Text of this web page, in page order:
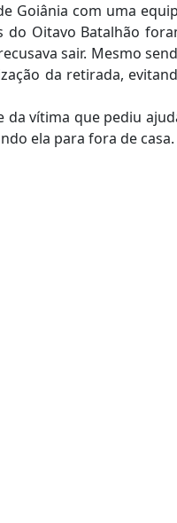
Goiânia com uma
do Oitavo Batalhão
sair. Mesmo
da retirada,
da vítima que pediu
ela para fora de casa.